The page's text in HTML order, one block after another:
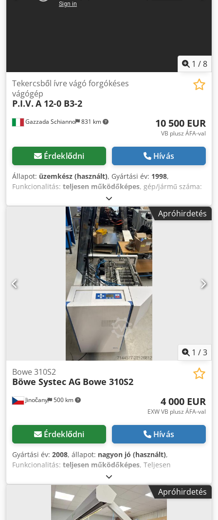
1 /8
Gazzada Schianno 831 km
Tekercsből ívre vágó forgókéses
vágógép
P.I.V. A 12-0 B3-2
10 500 EUR
VB plusz ÁFA-val
Érdeklődni Hívás
Állapot: üzemkész (használt), Gyártási év: 1998,
Funkcionalitás: teljesen működőképes, gép/jármű száma:
, bemeneti feszültség:
típusa:háromfázisú, teljes hossz:5 000 mm, teljes
3 100 mm, teljes magasság:2 000 mm, Rotációs
tekercs-levélvágó gép Kartongép és hullámkarton-vágó
Vágási szélesség: 700–1500 mm Tekercsátmérő: maximum
1500 mm Dkodpfx Anszi S Agefjr
Apróhirdetés
1 /3
Jinočany 500 km
Bowe 310S2
Böwe Systec AG Bowe 310S2
4 000 EUR
EXW VB plusz ÁFA-val
Érdeklődni Hívás
Gyártási év: 2008, állapot: nagyon jó (használt),
Funkcionalitás: teljesen működőképes, Teljesen
működőképes Bowe 310S2 vágógépet kínálunk, nagyon jó
állapotban. Gyártó: Böwe Systec GmbH Típus: Bowe 310S2
Dkedpszdkh Rsfx Anfor Gyártási év: 2008 Állapot: nagyon jó
Ár: 4 000 EUR áfával együtt • Olvasás: Vonalkód és OMR •
Állapot: működőképes, teljes sebességen (3 m/s) tesztelve
Apróhirdetés